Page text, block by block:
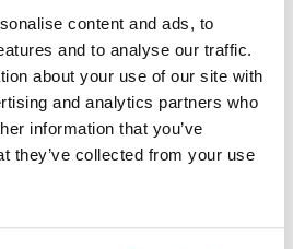
content and ads, to
and to analyse our traffic.
about your use of our site with
and analytics partners who
information that you’ve
they’ve collected from your use